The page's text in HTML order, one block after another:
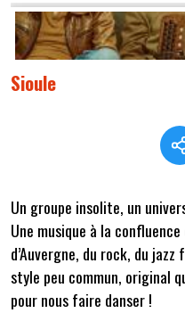
Sioule
Un groupe insolite, un
Une musique à la
d’Auvergne, du rock, du
style peu commun, original
pour nous faire danser !